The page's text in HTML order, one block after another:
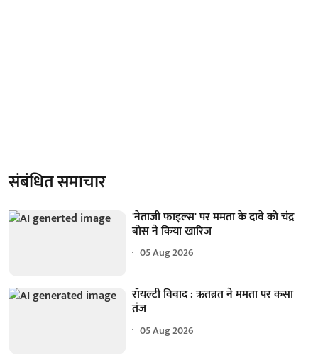
संबंधित समाचार
'नेताजी फाइल्स' पर ममता के दावे को चंद्र
बोस ने किया खारिज
05 Aug 2026
रॉयल्टी विवाद : ऋतब्रत ने ममता पर कसा
तंज
05 Aug 2026